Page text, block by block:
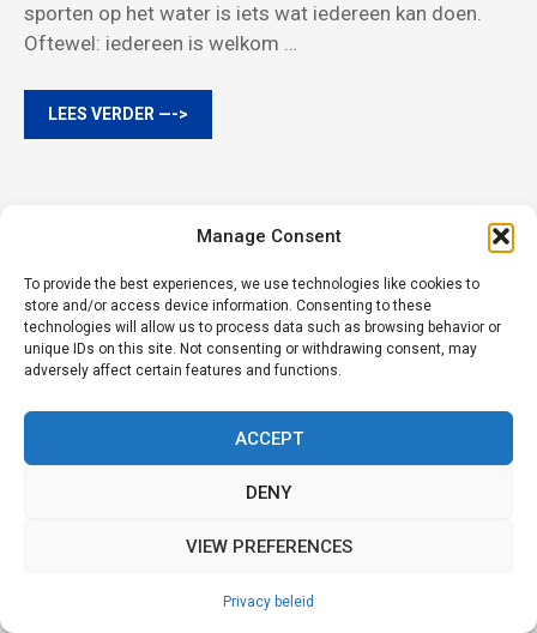
Manage Consent
To provide the best experiences, we use technologies like cookies to
store and/or access device information. Consenting to these
technologies will allow us to process data such as browsing behavior or
unique IDs on this site. Not consenting or withdrawing consent, may
adversely affect certain features and functions.
ACCEPT
DENY
VIEW PREFERENCES
Privacy beleid
sporten op het water is iets wat iedereen kan doen.
Oftewel: iedereen is welkom …
LEES VERDER —->
SNEL HAAL JE VAARBEWIJS!
Vaarbewijs halen vóór de overstap naar het CBR?
Schrijf je nu in! Wij horen het steeds vaker van onze
cursisten: “We willen snel ons vaarbewijs halen, want
niemand een goed woord over!” Doorvragen levert
vrijwel altijd dezelfde aanname op: “Anders moet ik